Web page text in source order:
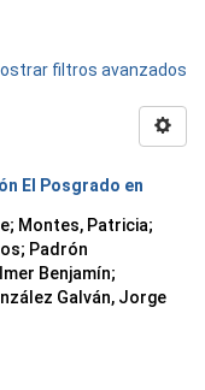
filtros avanzados
El Posgrado en
; Montes, Patricia;
; Padrón
Benjamín;
Galván, Jorge